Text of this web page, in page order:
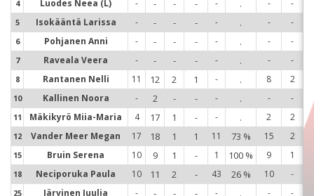
4 Luodes Neea (L) - - - - - . - -
5 Isokääntä Larissa - - - - - . - -
6 Pohjanen Anni - - - - - . - -
7 Raveala Veera - - - - - . - -
8 Rantanen Nelli 11 12 2 1 - . 8 2
10 Kallinen Noora - 2 - - - . - -
11 Mäkikyrö Miia-Maria 4 17 1 - - . 2 2
12 Vander Meer Megan 17 18 1 1 11 73 % 15 2
15 Bruin Serena 10 9 1 - 1 100 % 9 1
18 Neciporuka Paula 10 11 2 - 43 26 % 10 -
25 Järvinen Juulia - - - - - . -
-
11